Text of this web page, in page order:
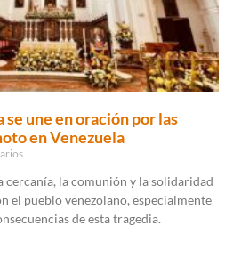
se une en oración por las
en Venezuela
cercanía, la comunión y la solidaridad
el pueblo venezolano, especialmente
de esta tragedia.